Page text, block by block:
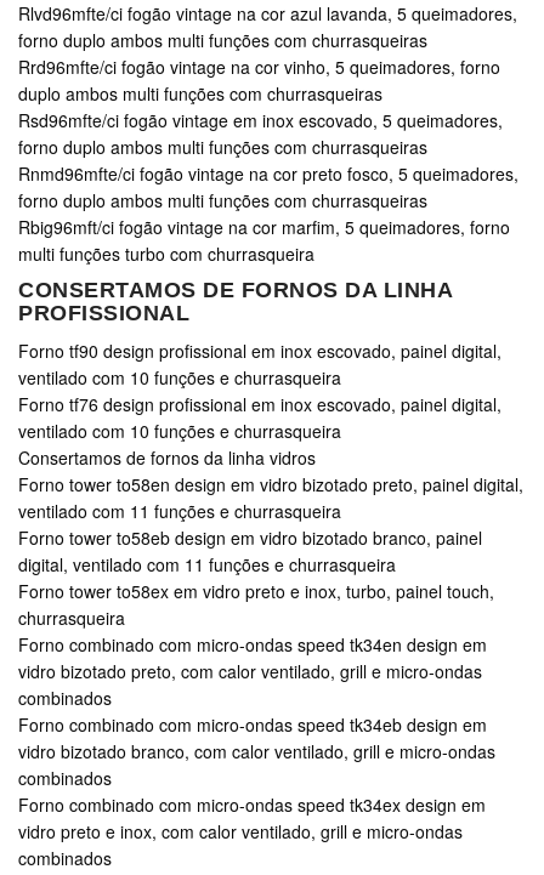
Rlvd96mfte/ci fogão vintage na cor azul lavanda, 5 queimadores,
forno duplo ambos multi funções com churrasqueiras
Rrd96mfte/ci fogão vintage na cor vinho, 5 queimadores, forno
duplo ambos multi funções com churrasqueiras
Rsd96mfte/ci fogão vintage em inox escovado, 5 queimadores,
forno duplo ambos multi funções com churrasqueiras
Rnmd96mfte/ci fogão vintage na cor preto fosco, 5 queimadores,
forno duplo ambos multi funções com churrasqueiras
Rbig96mft/ci fogão vintage na cor marfim, 5 queimadores, forno
multi funções turbo com churrasqueira
CONSERTAMOS DE FORNOS DA LINHA
PROFISSIONAL
Forno tf90 design profissional em inox escovado, painel digital,
ventilado com 10 funções e churrasqueira
Forno tf76 design profissional em inox escovado, painel digital,
ventilado com 10 funções e churrasqueira
Consertamos de fornos da linha vidros
Forno tower to58en design em vidro bizotado preto, painel digital,
ventilado com 11 funções e churrasqueira
Forno tower to58eb design em vidro bizotado branco, painel
digital, ventilado com 11 funções e churrasqueira
Forno tower to58ex em vidro preto e inox, turbo, painel touch,
churrasqueira
Forno combinado com micro-ondas speed tk34en design em
vidro bizotado preto, com calor ventilado, grill e micro-ondas
combinados
Forno combinado com micro-ondas speed tk34eb design em
vidro bizotado branco, com calor ventilado, grill e micro-ondas
combinados
Forno combinado com micro-ondas speed tk34ex design em
vidro preto e inox, com calor ventilado, grill e micro-ondas
combinados